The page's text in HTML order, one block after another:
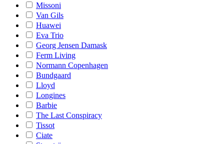
Missoni
Van Gils
Huawei
Eva Trio
Georg Jensen Damask
Ferm Living
Normann Copenhagen
Bundgaard
Lloyd
Longines
Barbie
The Last Conspiracy
Tissot
Ciate